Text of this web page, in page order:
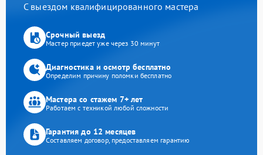
С выездом квалифицированного мастера
Срочный выезд
Мастер приедет уже через 30 минут
Диагностика и осмотр бесплатно
Определим причину поломки бесплатно
Мастера со стажем 7+ лет
Работаем с техникой любой сложности
Гарантия до 12 месяцев
Составляем договор, предоставляем гарантию